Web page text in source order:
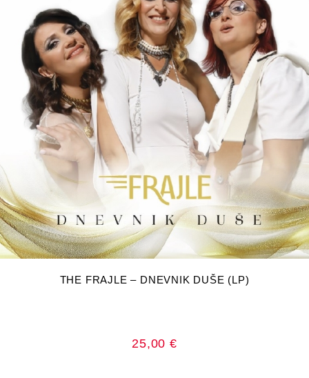
DODAJ U KOŠARICU
THE FRAJLE – DNEVNIK DUŠE (LP)
25,00 €